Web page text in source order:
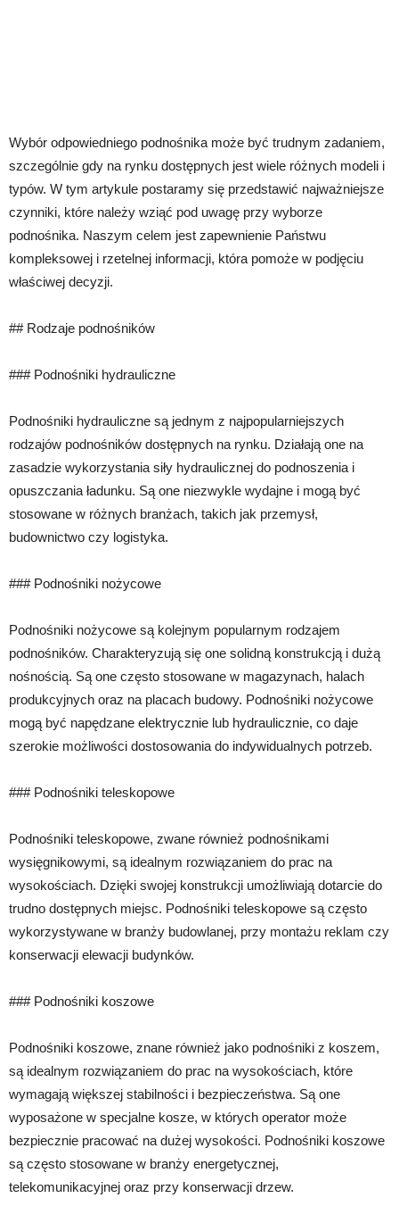
Wybór odpowiedniego podnośnika może być trudnym zadaniem,
szczególnie gdy na rynku dostępnych jest wiele różnych modeli i
typów. W tym artykule postaramy się przedstawić najważniejsze
czynniki, które należy wziąć pod uwagę przy wyborze
podnośnika. Naszym celem jest zapewnienie Państwu
kompleksowej i rzetelnej informacji, która pomoże w podjęciu
właściwej decyzji.
## Rodzaje podnośników
### Podnośniki hydrauliczne
Podnośniki hydrauliczne są jednym z najpopularniejszych
rodzajów podnośników dostępnych na rynku. Działają one na
zasadzie wykorzystania siły hydraulicznej do podnoszenia i
opuszczania ładunku. Są one niezwykle wydajne i mogą być
stosowane w różnych branżach, takich jak przemysł,
budownictwo czy logistyka.
### Podnośniki nożycowe
Podnośniki nożycowe są kolejnym popularnym rodzajem
podnośników. Charakteryzują się one solidną konstrukcją i dużą
nośnością. Są one często stosowane w magazynach, halach
produkcyjnych oraz na placach budowy. Podnośniki nożycowe
mogą być napędzane elektrycznie lub hydraulicznie, co daje
szerokie możliwości dostosowania do indywidualnych potrzeb.
### Podnośniki teleskopowe
Podnośniki teleskopowe, zwane również podnośnikami
wysięgnikowymi, są idealnym rozwiązaniem do prac na
wysokościach. Dzięki swojej konstrukcji umożliwiają dotarcie do
trudno dostępnych miejsc. Podnośniki teleskopowe są często
wykorzystywane w branży budowlanej, przy montażu reklam czy
konserwacji elewacji budynków.
### Podnośniki koszowe
Podnośniki koszowe, znane również jako podnośniki z koszem,
są idealnym rozwiązaniem do prac na wysokościach, które
wymagają większej stabilności i bezpieczeństwa. Są one
wyposażone w specjalne kosze, w których operator może
bezpiecznie pracować na dużej wysokości. Podnośniki koszowe
są często stosowane w branży energetycznej,
telekomunikacyjnej oraz przy konserwacji drzew.